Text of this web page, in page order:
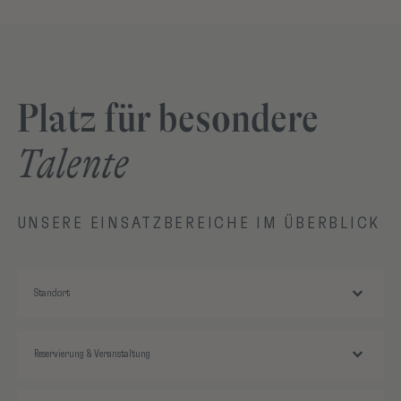
Platz für besondere
Talente
UNSERE EINSATZBEREICHE IM ÜBERBLICK